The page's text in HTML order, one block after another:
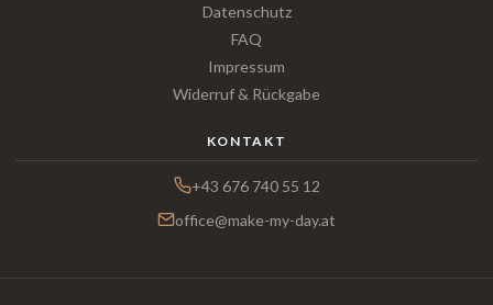
Datenschutz
FAQ
Impressum
Widerruf & Rückgabe
KONTAKT
+43 676 740 55 12
office@make-my-day.at